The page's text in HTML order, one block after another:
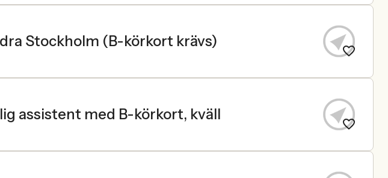
Stockholm (B-körkort krävs)
assistent med B-körkort, kväll